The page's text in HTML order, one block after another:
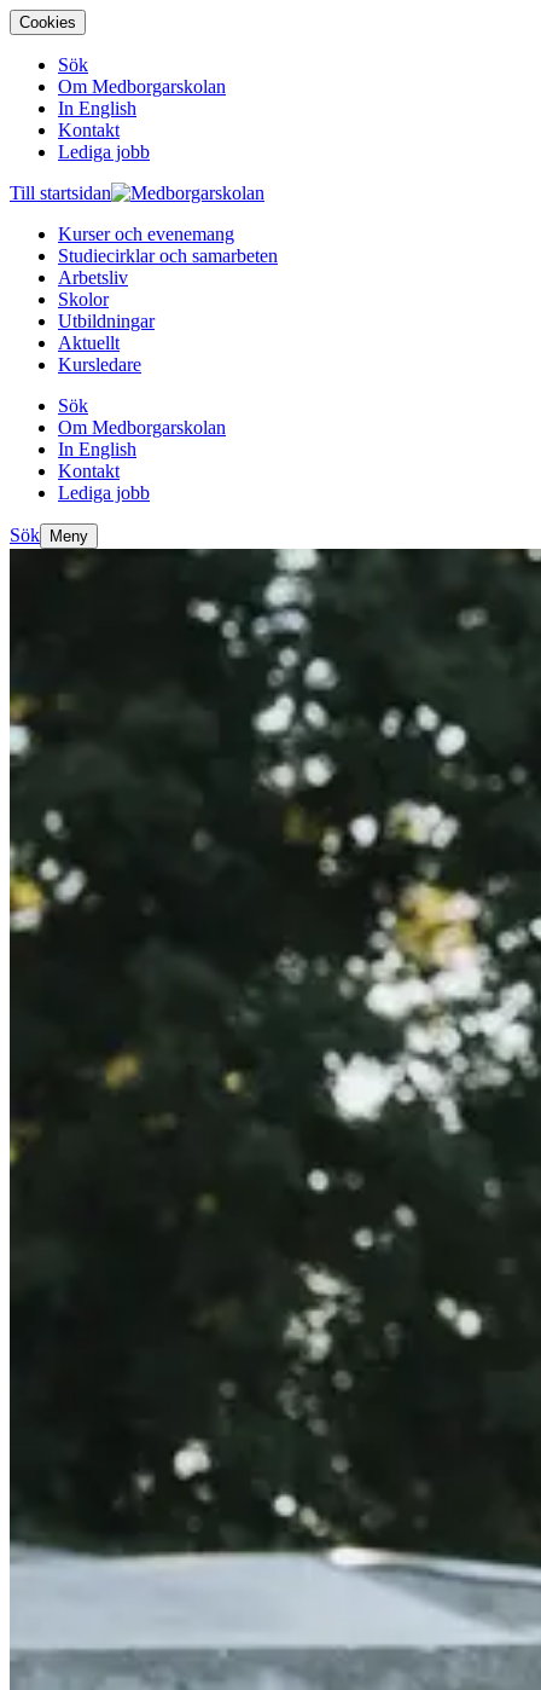
Cookies
Sök
Om Medborgarskolan
In English
Kontakt
Lediga jobb
Till startsidan
Kurser och evenemang
Studiecirklar och samarbeten
Arbetsliv
Skolor
Utbildningar
Aktuellt
Kursledare
Sök
Om Medborgarskolan
In English
Kontakt
Lediga jobb
Sök Meny